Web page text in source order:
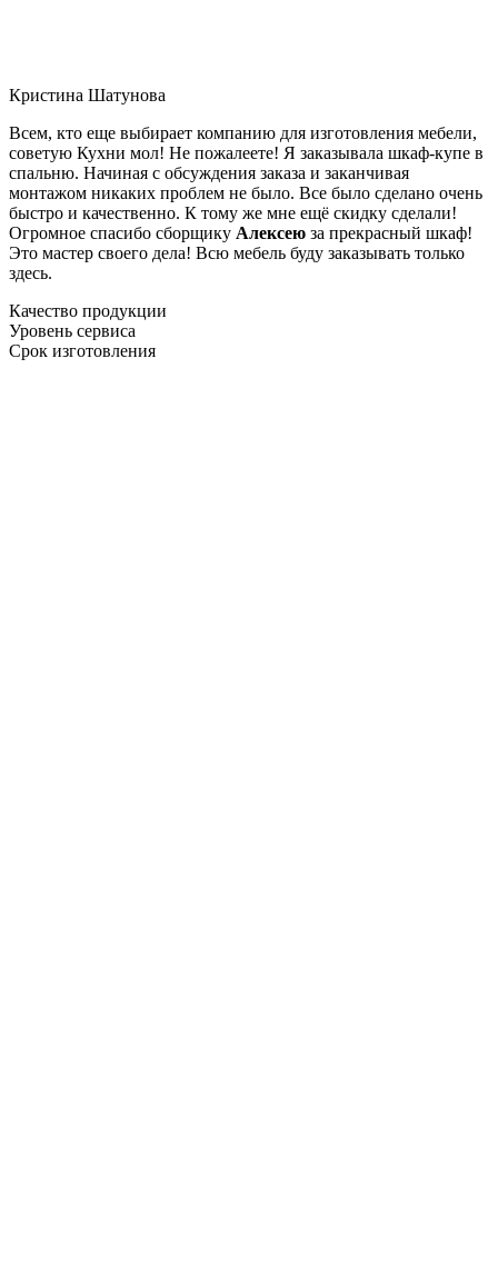
Кристина Шатунова
Всем, кто еще выбирает компанию для изготовления мебели,
советую Кухни мол! Не пожалеете! Я заказывала шкаф-купе в
спальню. Начиная с обсуждения заказа и заканчивая
монтажом никаких проблем не было. Все было сделано очень
быстро и качественно. К тому же мне ещё скидку сделали!
Огромное спасибо сборщику Алексею за прекрасный шкаф!
Это мастер своего дела! Всю мебель буду заказывать только
здесь.
Качество продукции
Уровень сервиса
Срок изготовления